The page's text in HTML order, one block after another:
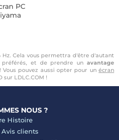
PC
Cela vous permettra d'être d'autant
et de prendre unavantage
pouvez aussi opter pour un écran
sur LDLC.COM !
NOUS ?
Histoire
Avis clients